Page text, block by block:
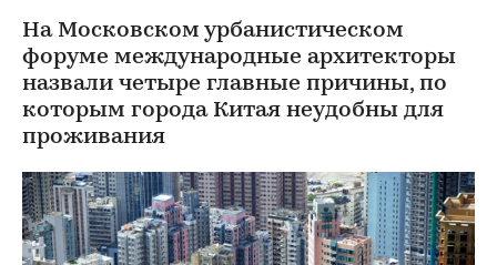
На Московском урбанистическом
форуме международные архитекторы
назвали четыре главные причины, по
которым города Китая неудобны для
проживания